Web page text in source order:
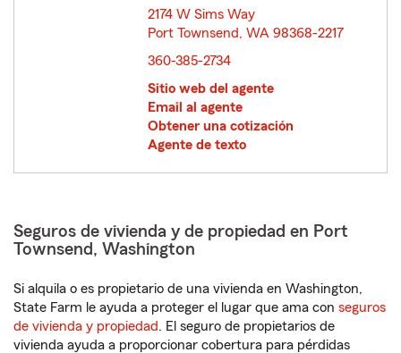
2174 W Sims Way
Port Townsend, WA 98368-2217
360-385-2734
Sitio web del agente
Email al agente
Obtener una cotización
Agente de texto
Seguros de vivienda y de propiedad en Port
Townsend, Washington
Si alquila o es propietario de una vivienda en Washington,
State Farm le ayuda a proteger el lugar que ama con seguros
de vivienda y propiedad. El seguro de propietarios de
vivienda ayuda a proporcionar cobertura para pérdidas